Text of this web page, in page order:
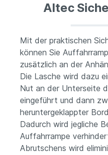
Altec
Mit der praktischen
können Sie
zusätzlich an der
Die Lasche wird dazu
Nut an der Unterseite
eingeführt und dann
heruntergeklappter
Dadurch wird jegliche
Auffahrrampe
Abrutschens wird